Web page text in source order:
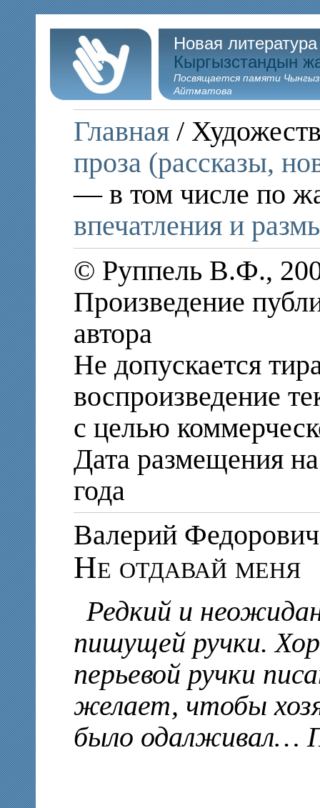
Новая
Кыргызстандын
Посвящается памяти
Айтматова
Главная /
проза (рассказы,
— в том числе по
впечатления и
© Руппель В.Ф.,
Произведение
автора
Не допускается
воспроизведение
с целью
Дата размещения
года
Валерий
Не отдавай меня
Редкий и
пишущей ручки.
перьевой ручки
желает, чтобы
было одалживал…